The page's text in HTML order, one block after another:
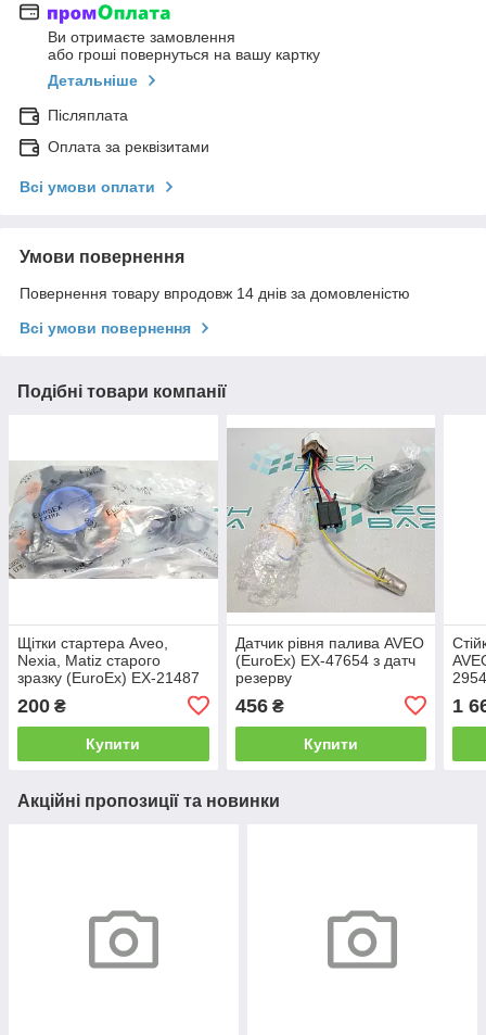
Ви отримаєте замовлення
або гроші повернуться на вашу картку
Детальніше
Післяплата
Оплата за реквізитами
Всі умови оплати
Умови повернення
Повернення товару впродовж 14 днів за домовленістю
Всі умови повернення
Подібні товари компанії
Щітки стартера Aveo,
Nexia, Matiz старого
зразку (EuroEx) EX-21487
200 ₴
Купити
Датчик рівня палива AVEO
(EuroEx) EX-47654 з датч
резерву
456₴
Купити
1
Акційні пропозиції та новинки